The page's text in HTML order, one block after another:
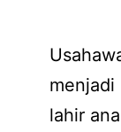
menjadi
lahir